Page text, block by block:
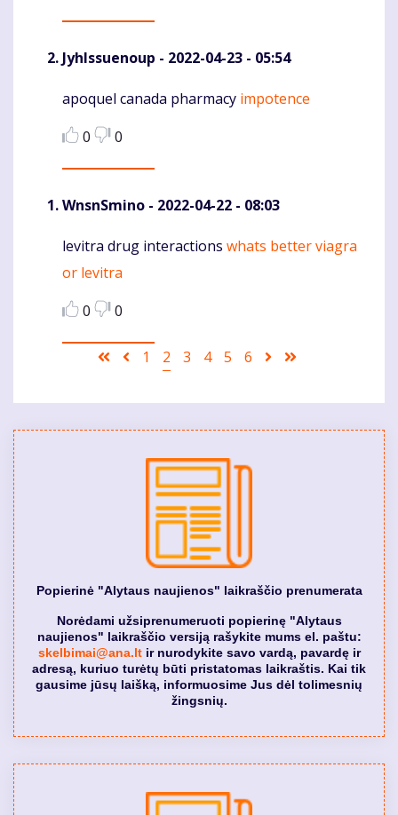
JyhIssuenoup - 2022-04-23 - 05:54
Komentaras
apoquel canada pharmacy impotence
0
0
WnsnSmino - 2022-04-22 - 08:03
Komentaras
levitra drug interactions whats better viagra
or levitra
0
0
Pagination
First Ankstesnis
Puslapis
1
Current
2 Puslapis
3 Puslapis
4 Puslapis
5 Puslapis
6
Sekantis
Popierinė "Alytaus naujienos" laikraščio prenumerata
Norėdami užsiprenumeruoti popierinę "Alytaus
naujienos" laikraščio versiją rašykite mums el. paštu:
skelbimai@ana.ltir nurodykite savo vardą, pavardę ir
adresą, kuriuo turėtų būti pristatomas laikraštis. Kai tik
gausime jūsų laišką, informuosime Jus dėl tolimesnių
žingsnių.